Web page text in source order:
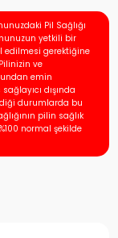
Pil Sağlığı
yetkili bir
edilmesi gerektiğine
ve
emin
dışında
durumlarda bu
pilin sağlık
normal şekilde